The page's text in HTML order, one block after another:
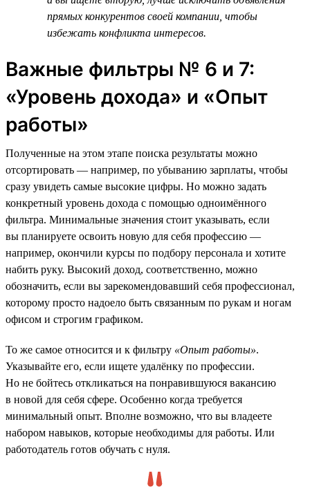
прямых конкурентов своей компании, чтобы
избежать конфликта интересов.
Важные фильтры № 6 и 7:
«Уровень дохода» и «Опыт
работы»
Полученные на этом этапе поиска результаты можно
отсортировать — например, по убыванию зарплаты, чтобы
сразу увидеть самые высокие цифры. Но можно задать
конкретный уровень дохода с помощью одноимённого
фильтра. Минимальные значения стоит указывать, если
вы планируете освоить новую для себя профессию —
например, окончили курсы по подбору персонала и хотите
набить руку. Высокий доход, соответственно, можно
обозначить, если вы зарекомендовавший себя профессионал,
которому просто надоело быть связанным по рукам и ногам
офисом и строгим графиком.
То же самое относится и к фильтру «Опыт работы».
Указывайте его, если ищете удалёнку по профессии.
Но не бойтесь откликаться на понравившуюся вакансию
в новой для себя сфере. Особенно когда требуется
минимальный опыт. Вполне возможно, что вы владеете
набором навыков, которые необходимы для работы. Или
работодатель готов обучать с нуля.